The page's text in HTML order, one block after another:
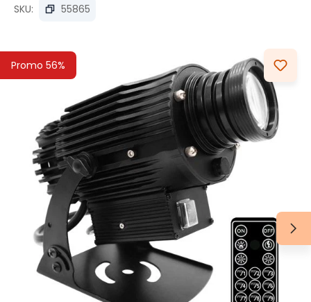
SKU: 55865
Promo 56%